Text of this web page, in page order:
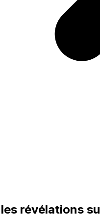
révélations